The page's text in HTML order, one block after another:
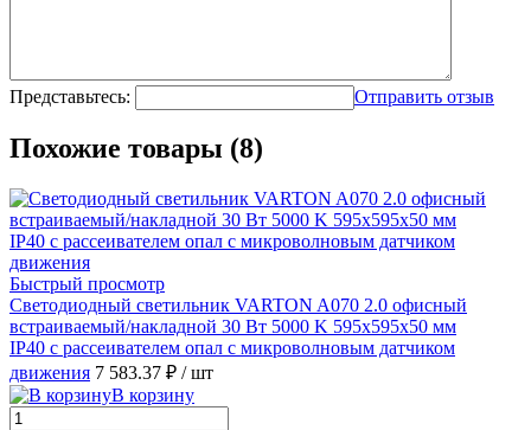
Представьтесь: Отправить отзыв
Похожие товары (8)
Быстрый просмотр
Светодиодный светильник VARTON A070 2.0 офисный
встраиваемый/накладной 30 Вт 5000 K 595х595х50 мм
IP40 с рассеивателем опал с микроволновым датчиком
движения 7 583.37 ₽ / шт
В корзину